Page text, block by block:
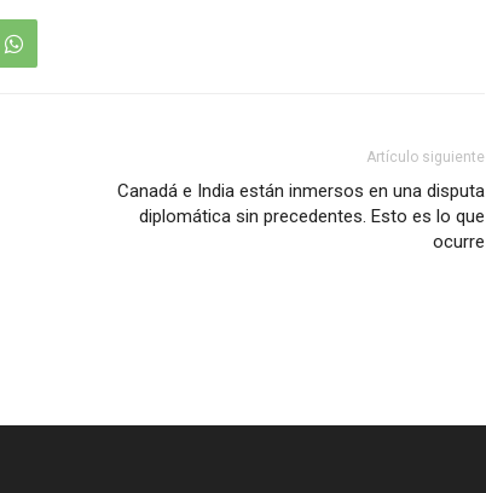
Artículo siguiente
Canadá e India están inmersos en una disputa
diplomática sin precedentes. Esto es lo que
ocurre